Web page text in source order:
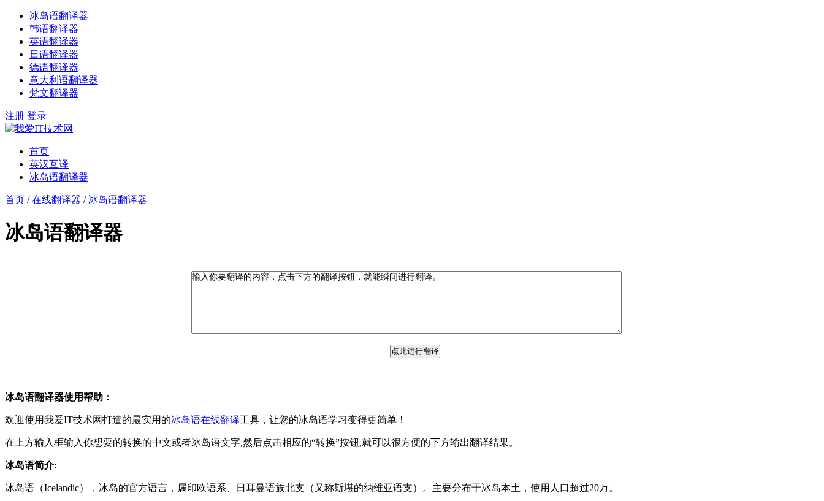
冰岛语翻译器
韩语翻译器
英语翻译器
日语翻译器
德语翻译器
意大利语翻译器
梵文翻译器
注册 登录
首页
英汉互译
冰岛语翻译器
首页 /在线翻译器 / 冰岛语翻译器
冰岛语翻译器
冰岛语翻译器使用帮助：
欢迎使用我爱IT技术网打造的最实用的冰岛语在线翻译工具，让您的冰岛语学习变得更简单！
在上方输入框输入你想要的转换的中文或者冰岛语文字,然后点击相应的“转换”按钮,就可以很方便的下方输出翻译结果。
冰岛语简介:
冰岛语（Icelandic），冰岛的官方语言，属印欧语系、日耳曼语族北支（又称斯堪的纳维亚语支）。主要分布于冰岛本土，使用人口超过20万。